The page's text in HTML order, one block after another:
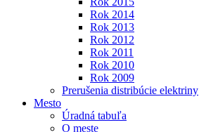
Rok 2014
Rok 2013
Rok 2012
Rok 2011
Rok 2010
Rok 2009
Prerušenia distribúcie elektriny
Mesto
Úradná tabuľa
O meste